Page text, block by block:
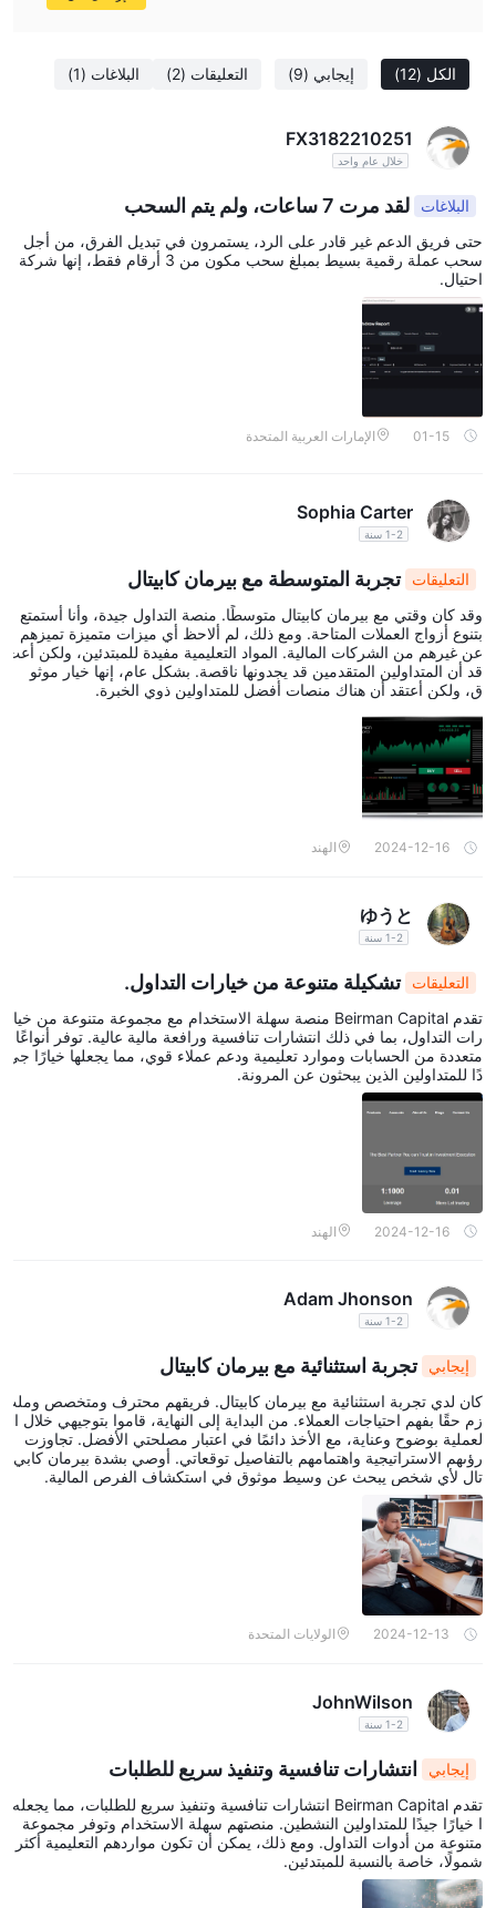
الكل (12) إيجابي (9) التعليقات (2) البلاغات (1)
FX3182210251
خلال عام واحد
البلاغات لقد مرت 7 ساعات، ولم يتم السحب
حتى فريق الدعم غير قادر على الرد، يستمرون في تبديل الفرق، من أجل
سحب عملة رقمية بسيط بمبلغ سحب مكون من 3 أرقام فقط، إنها شركة
احتيال.
01-15 الإمارات العربية المتحدة
Sophia Carter
1-2 سنة
التعليقات تجربة المتوسطة مع بيرمان كابيتال
وقد كان وقتي مع بيرمان كابيتال متوسطًا. منصة التداول جيدة، وأنا أستمتع
بتنوع أزواج العملات المتاحة. ومع ذلك، لم ألاحظ أي ميزات متميزة تميزهم
عن غيرهم من الشركات المالية. المواد التعليمية مفيدة للمبتدئين، ولكن أعت
قد أن المتداولين المتقدمين قد يجدونها ناقصة. بشكل عام، إنها خيار موثو
ق، ولكن أعتقد أن هناك منصات أفضل للمتداولين ذوي الخبرة.
2024-12-16 الهند
ゆうと
1-2 سنة
التعليقات تشكيلة متنوعة من خيارات التداول.
تقدم Beirman Capital منصة سهلة الاستخدام مع مجموعة متنوعة من خيا
رات التداول، بما في ذلك انتشارات تنافسية ورافعة مالية عالية. توفر أنواعًا
متعددة من الحسابات وموارد تعليمية ودعم عملاء قوي، مما يجعلها خيارًا جي
دًا للمتداولين الذين يبحثون عن المرونة.
2024-12-16 الهند
Adam Jhonson
1-2 سنة
إيجابي تجربة استثنائية مع بيرمان كابيتال
كان لدي تجربة استثنائية مع بيرمان كابيتال. فريقهم محترف ومتخصص وملت
زم حقًا بفهم احتياجات العملاء. من البداية إلى النهاية، قاموا بتوجيهي خلال ا
لعملية بوضوح وعناية، مع الأخذ دائمًا في اعتبار مصلحتي الأفضل. تجاوزت
رؤىهم الاستراتيجية واهتمامهم بالتفاصيل توقعاتي. أوصي بشدة بيرمان كابي
تال لأي شخص يبحث عن وسيط موثوق في استكشاف الفرص المالية.
2024-12-13 الولايات المتحدة
JohnWilson
1-2 سنة
إيجابي انتشارات تنافسية وتنفيذ سريع للطلبات
تقدم Beirman Capital انتشارات تنافسية وتنفيذ سريع للطلبات، مما يجعله
ا خيارًا جيدًا للمتداولين النشطين. منصتهم سهلة الاستخدام وتوفر مجموعة
متنوعة من أدوات التداول. ومع ذلك، يمكن أن تكون مواردهم التعليمية أكثر
شمولًا، خاصة بالنسبة للمبتدئين.